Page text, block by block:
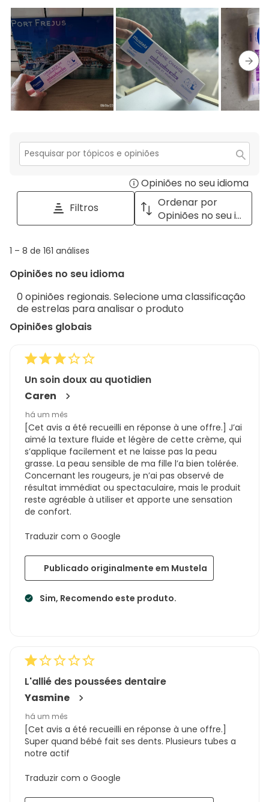
1
Secção
Opiniões no seu idioma
a
with
Filtros
Ordenar por
Opiniões no seu idioma
1
8
161
análises
1 – 8 de 161 análises
Opiniões no seu idioma
0 opiniões regionais. Selecione uma classificação
de estrelas para analisar o produto
Opiniões globais
Un soin doux au quotidien
Caren
há um mês
[Cet avis a été recueilli en réponse à une offre.] J’ai
aimé la texture fluide et légère de cette crème, qui
s’applique facilement et ne laisse pas la peau
grasse. La peau sensible de ma fille l’a bien tolérée.
Concernant les rougeurs, je n’ai pas observé de
résultat immédiat ou spectaculaire, mais le produit
reste agréable à utiliser et apporte une sensation
de confort.
Traduzir com o Google
Sim, Recomendo este produto.
Publicado originalmente em Mustela
L'allié des poussées dentaire
Yasmine
há um mês
[Cet avis a été recueilli en réponse à une offre.]
Super quand bébé fait ses dents. Plusieurs tubes a
notre actif
Traduzir com o Google